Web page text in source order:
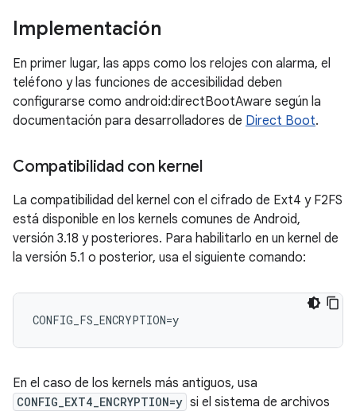
Implementación
En primer lugar, las apps como los relojes con alarma, el
teléfono y las funciones de accesibilidad deben
configurarse como android:directBootAware según la
documentación para desarrolladores de Direct Boot.
Compatibilidad con kernel
La compatibilidad del kernel con el cifrado de Ext4 y F2FS
está disponible en los kernels comunes de Android,
versión 3.18 y posteriores. Para habilitarlo en un kernel de
la versión 5.1 o posterior, usa el siguiente comando:
En el caso de los kernels más antiguos, usa
CONFIG_EXT4_ENCRYPTION=y si el sistema de archivos